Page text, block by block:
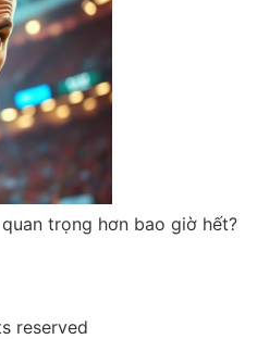
trọng hơn bao giờ hết?
reserved